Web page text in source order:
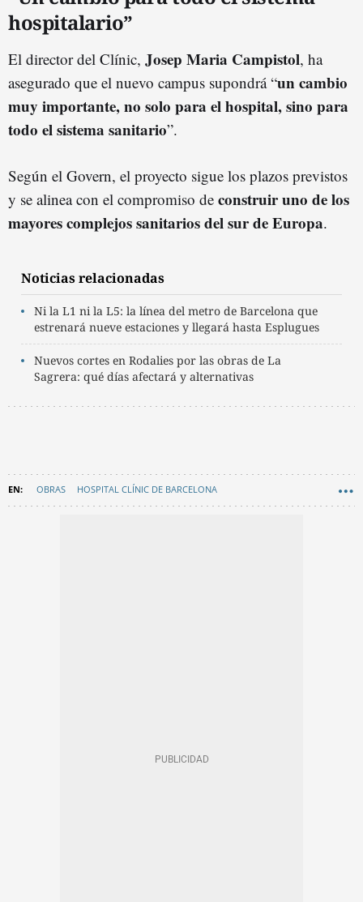
hospitalario”
El director del Clínic, Josep Maria Campistol, ha
asegurado que el nuevo campus supondrá “un cambio
muy importante, no solo para el hospital, sino para
todo el sistema sanitario”.
Según el Govern, el proyecto sigue los plazos previstos
y se alinea con el compromiso de construir uno de los
mayores complejos sanitarios del sur de Europa.
Noticias relacionadas
Ni la L1 ni la L5: la línea del metro de Barcelona que
estrenará nueve estaciones y llegará hasta Esplugues
Nuevos cortes en Rodalies por las obras de La
Sagrera: qué días afectará y alternativas
OBRAS HOSPITAL CLÍNIC DE BARCELONA